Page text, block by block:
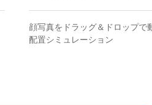
顔写真をドラッグ＆ドロップで
配置シミュレーション